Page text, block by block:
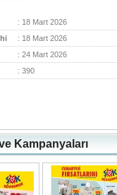
: 18 Mart 2026
: 18 Mart 2026
: 24 Mart 2026
: 390
Kampanyaları